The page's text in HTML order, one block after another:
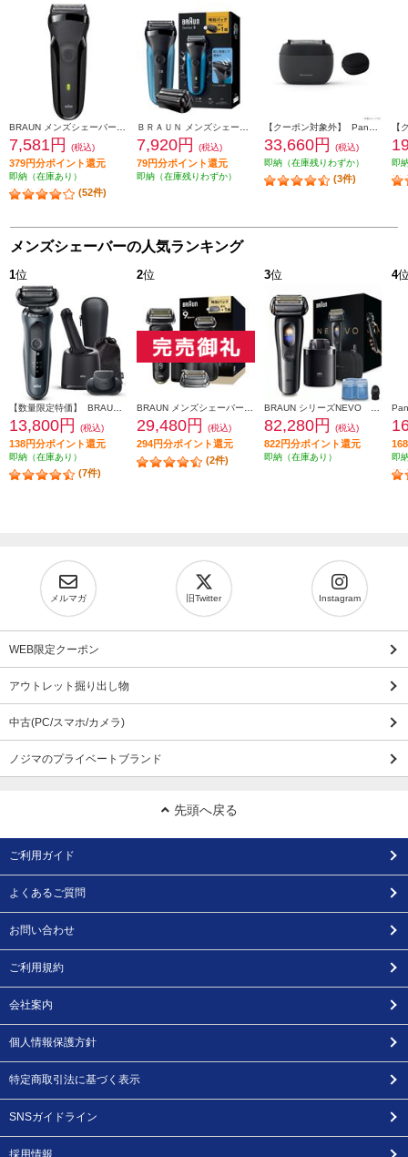
7,581円 (税込)
379円分ポイント還元
即納（在庫あり）
(52件)
7,920円 (税込)
79円分ポイント還元
即納（在庫残りわずか）
33,660円
(税込)
即納（在庫残りわずか）
(3件)
即
メンズシェーバーの人気ランキング
1位
13,800円 (税込)
138円分ポイント還元
即納（在庫あり）
(7件)
2位
29,480円 (税込)
294円分ポイント還元
(2件)
3位
82,280円 (税込)
822円分ポイント還元
即納（在庫あり）
4
即
メルマガ 旧Twitter Instagram
WEB限定クーポン
アウトレット掘り出し物
中古(PC/スマホ/カメラ)
ノジマのプライベートブランド
先頭へ戻る
ご利用ガイド
よくあるご質問
お問い合わせ
ご利用規約
会社案内
個人情報保護方針
特定商取引法に基づく表示
SNSガイドライン
採用情報